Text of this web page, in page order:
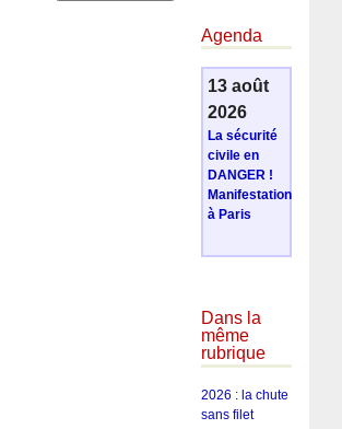
Agenda
13 août
2026
La sécurité
civile en
DANGER !
Manifestation
à Paris
Dans la
même
rubrique
2026 : la chute
sans filet